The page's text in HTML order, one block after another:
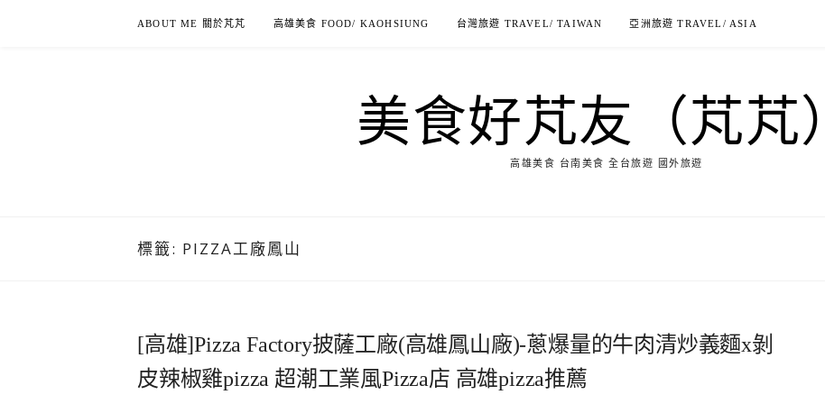
ABOUT ME 關於芃芃 高雄美食 FOOD/ KAOHSIUNG 台灣旅遊 TRAVEL/ TAIWAN 亞洲旅遊 TRAVEL/ ASIA
美食好芃友（芃芃）
高雄美食 台南美食 全台旅遊 國外旅遊
標籤: PIZZA工廠鳳山
[高雄]Pizza Factory披薩工廠(高雄鳳山廠)-蔥爆量的牛肉清炒義麵x剝
皮辣椒雞pizza 超潮工業風Pizza店 高雄pizza推薦